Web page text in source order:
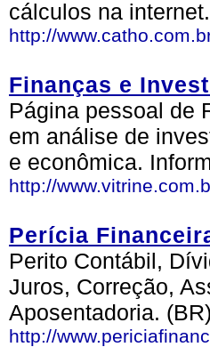
cálculos na
http://
Finanças e
Página pessoal de
em análise de
e econômica.
http://
Perícia
Perito Contábil,
Juros, Correção,
Aposentadoria. (BR)
http://